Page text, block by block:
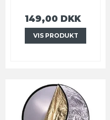
149,00 DKK
VIS PRODUKT